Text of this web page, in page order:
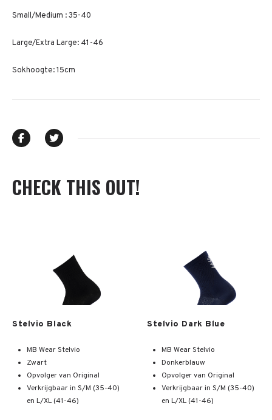
Small/Medium : 35-40
Large/Extra Large: 41-46
Sokhoogte: 15cm
CHECK THIS OUT!
Stelvio Black
MB Wear Stelvio
Zwart
Opvolger van Original
Verkrijgbaar in S/M (35-40)
en L/XL (41-46)
Stelvio Dark Blue
MB Wear Stelvio
Donkerblauw
Opvolger van Original
Verkrijgbaar in S/M (35-40)
en L/XL (41-46)